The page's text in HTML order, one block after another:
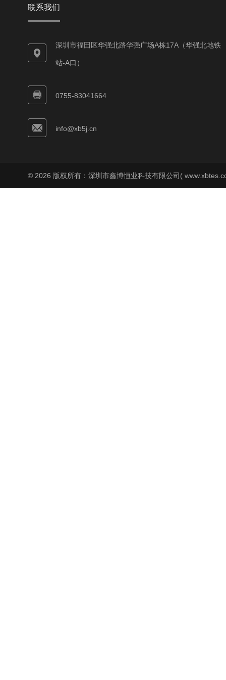
联系我们
深圳市福田区华强北路华强广场A栋17A（华强北地铁
站-A口）
0755-83041664
info@xb5j.cn
© 2026 版权所有：深圳市鑫博恒业科技有限公司(